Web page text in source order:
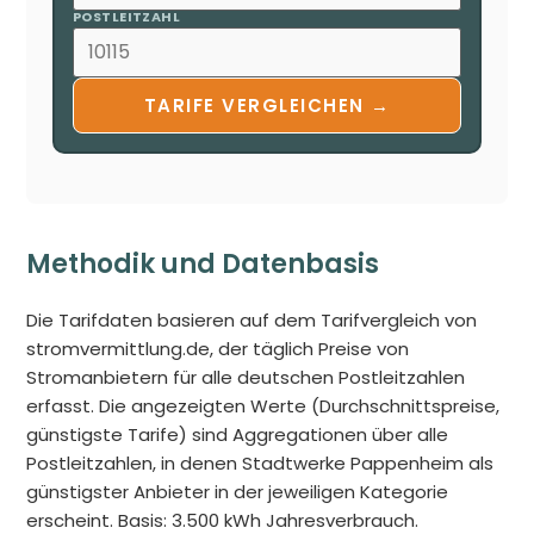
POSTLEITZAHL
TARIFE VERGLEICHEN →
Methodik und Datenbasis
Die Tarifdaten basieren auf dem Tarifvergleich von
stromvermittlung.de, der täglich Preise von
Stromanbietern für alle deutschen Postleitzahlen
erfasst. Die angezeigten Werte (Durchschnittspreise,
günstigste Tarife) sind Aggregationen über alle
Postleitzahlen, in denen Stadtwerke Pappenheim als
günstigster Anbieter in der jeweiligen Kategorie
erscheint. Basis: 3.500 kWh Jahresverbrauch.